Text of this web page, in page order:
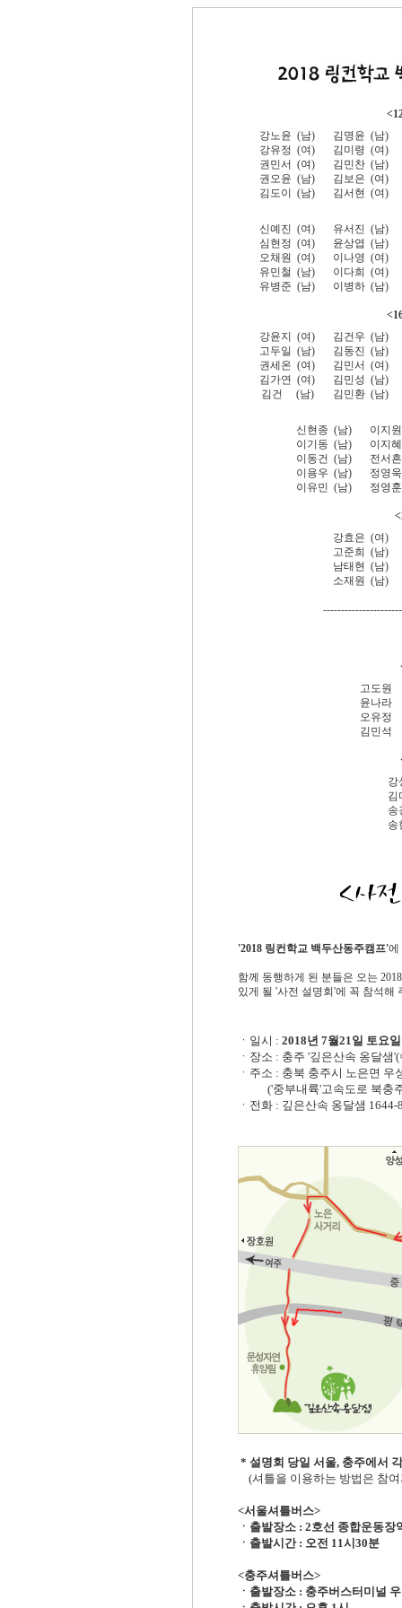
강노윤 (남)
강유정 (여)
권민서 (여)
권오윤 (남)
김도이 (남)
김명윤 (남)
김미령 (여)
김민찬 (남)
김보은 (여)
김서현 (여)
신예진 (여)
심현정 (여)
오채원 (여)
유민철 (남)
유병준 (남)
유서진 (남)
윤상엽 (남)
이나영 (여)
이다희 (여)
이병하 (남)
강윤지 (여)
고두일 (남)
권세온 (여)
김가연 (여)
김건 (남)
김건우 (남)
김동진 (남)
김민서 (여)
김민성 (남)
김민환 (남)
신현종 (남)
이기동 (남)
이동건 (남)
이용우 (남)
이유민 (남)
이지
이지
전서
정영
정영
강효은 (여)
고준희 (남)
남태현 (남)
소재원 (남)
고도
윤나
오유
김민
'2018 링컨학교 백두산동주캠프'에
함께 동행하게 된 분들은 오는
있게 될 '사전 설명회'에 꼭 참석해
ㆍ일시 : 2018년 7월21일 토요
ㆍ장소 : 충주 '깊은산속 옹달
ㆍ주소 : 충북 충주시 노은면 우
('중부내륙'고속도로 북충주
ㆍ전화 : 깊은산속 옹달샘
* 설명회 당일 서울, 충주에서
(셔틀을 이용하는 방법은 참
<서울셔틀버스>
ㆍ출발장소 : 2호선 종합운동장
ㆍ출발시간 : 오전 11시30분
<충주셔틀버스>
ㆍ출발장소 : 충주버스터미널